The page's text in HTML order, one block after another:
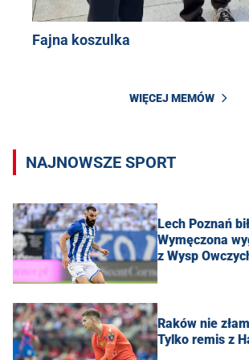
Fajna koszulka
WIĘCEJ MEMÓW
NAJNOWSZE SPORT
Lech Poznań
Wymęczona
z Wysp
Raków nie
Tylko remis z